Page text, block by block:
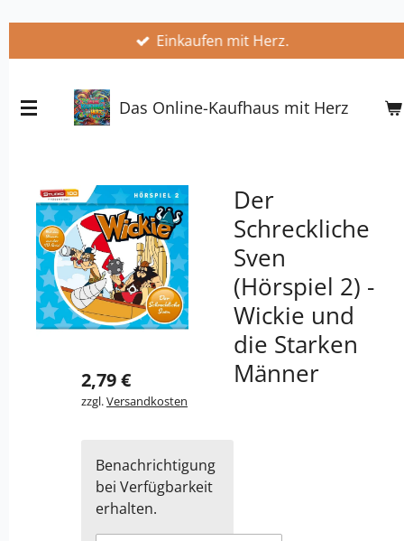
springen
Einkaufen mit Herz.
Das Online-Kaufhaus mit Herz
Der
Schreckliche
Sven
(Hörspiel 2) -
Wickie und
die Starken
Männer
2,79 €
zzgl.Versandkosten
Benachrichtigung
bei Verfügbarkeit
erhalten.